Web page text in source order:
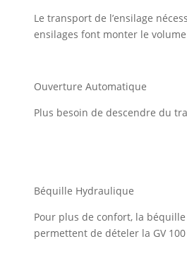
Le transport de l’ensilage
ensilages font monter le
Ouverture Automatique
Plus besoin de descendre du
Béquille Hydraulique
Pour plus de confort, la
permettent de dételer la GV